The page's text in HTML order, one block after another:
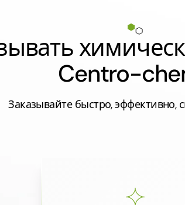
Centro-
Заказывайте быстро, эффективно,